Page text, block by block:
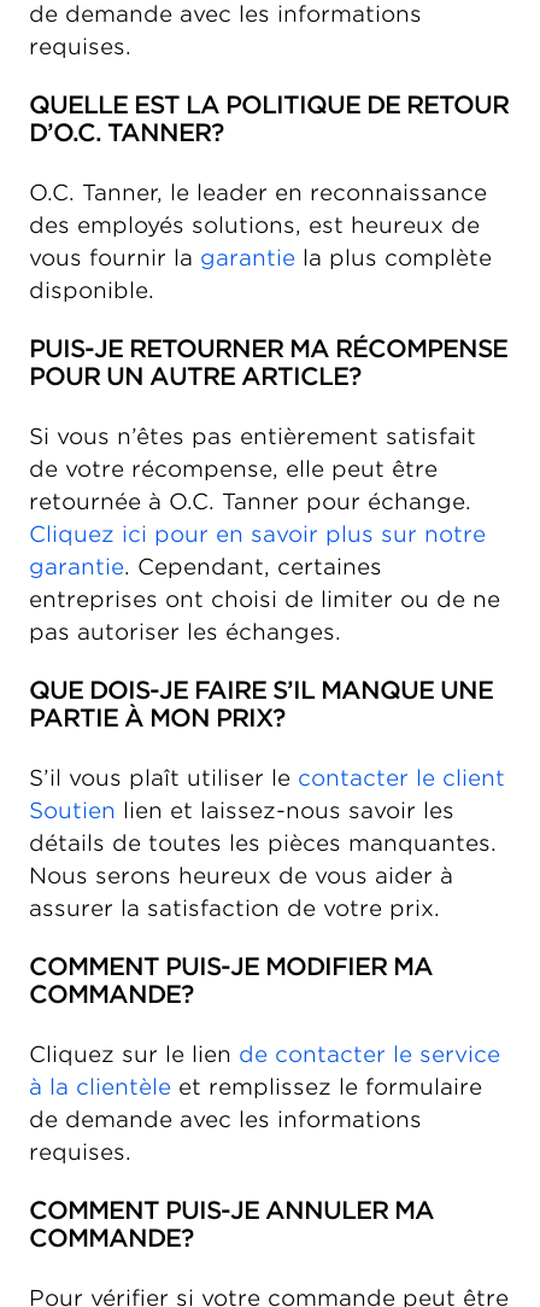
de demande avec les informations
requises.
QUELLE EST LA POLITIQUE DE RETOUR
D’O.C. TANNER?
O.C. Tanner, le leader en reconnaissance
des employés solutions, est heureux de
vous fournir la garantie la plus complète
disponible.
PUIS-JE RETOURNER MA RÉCOMPENSE
POUR UN AUTRE ARTICLE?
Si vous n’êtes pas entièrement satisfait
de votre récompense, elle peut être
retournée à O.C. Tanner pour échange.
Cliquez ici pour en savoir plus sur notre
garantie. Cependant, certaines
entreprises ont choisi de limiter ou de ne
pas autoriser les échanges.
QUE DOIS-JE FAIRE S’IL MANQUE UNE
PARTIE À MON PRIX?
S’il vous plaît utiliser le contacter le client
Soutien lien et laissez-nous savoir les
détails de toutes les pièces manquantes.
Nous serons heureux de vous aider à
assurer la satisfaction de votre prix.
COMMENT PUIS-JE MODIFIER MA
COMMANDE?
Cliquez sur le lien de contacter le service
à la clientèle et remplissez le formulaire
de demande avec les informations
requises.
COMMENT PUIS-JE ANNULER MA
COMMANDE?
Pour vérifier si votre commande peut être